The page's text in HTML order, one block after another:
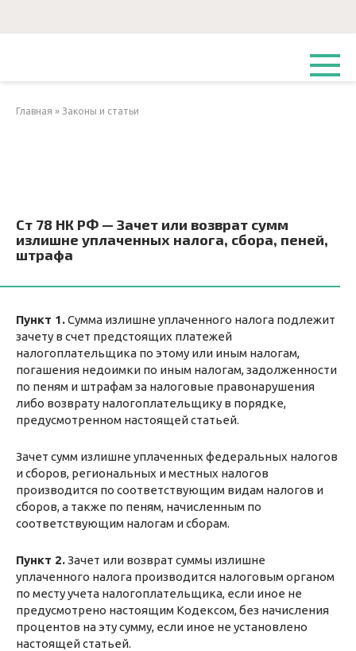
Главная » Законы и статьи
Ст 78 НК РФ — Зачет или возврат сумм
излишне уплаченных налога, сбора, пеней,
штрафа
Пункт 1.Сумма излишне уплаченного налога подлежит
зачету в счет предстоящих платежей
налогоплательщика по этому или иным налогам,
погашения недоимки по иным налогам, задолженности
по пеням и штрафам за налоговые правонарушения
либо возврату налогоплательщику в порядке,
предусмотренном настоящей статьей.
Зачет сумм излишне уплаченных федеральных налогов
и сборов, региональных и местных налогов
производится по соответствующим видам налогов и
сборов, а также по пеням, начисленным по
соответствующим налогам и сборам.
Пункт 2.Зачет или возврат суммы излишне
уплаченного налога производится налоговым органом
по месту учета налогоплательщика, если иное не
предусмотрено настоящим Кодексом, без начисления
процентов на эту сумму, если иное не установлено
настоящей статьей.